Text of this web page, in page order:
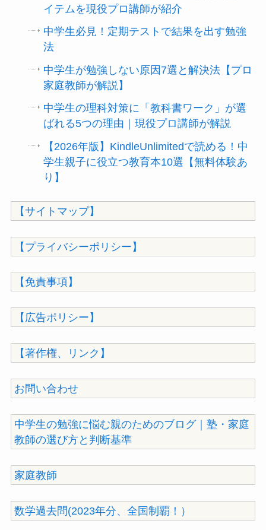
イテムを現役プロ講師が紹介
中学生必見！定期テストで結果を出す勉強
法
中学生が勉強しない原因7選と解決法【プロ
家庭教師が解説】
中学生の理科対策に「教科書ワーク」が選
ばれる5つの理由｜現役プロ講師が解説
【2026年版】KindleUnlimitedで読める！中
学生親子に役立つ教育本10選【無料体験あ
り】
【サイトマップ】
【プライバシーポリシー】
【免責事項】
【広告ポリシー】
【著作権、リンク】
お問い合わせ
中学生の勉強に悩む親のためのブログ｜塾・家庭
教師の選び方と判断基準
家庭教師
数学過去問(2023年分、全国制覇！）